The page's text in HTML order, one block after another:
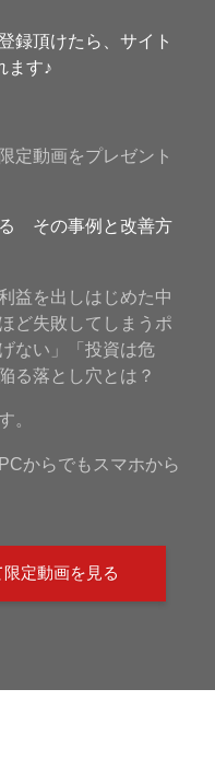
録頂けたら、サイト
ます♪
定動画をプレゼント
る その事例と改善方
益を出しはじめた中
ど失敗してしまうポ
ない」「投資は危
る落とし穴とは？
。
からでもスマホから
定動画を見る